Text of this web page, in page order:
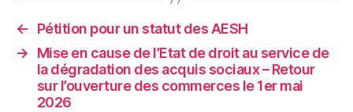
←
Pétition pour un statut des AESH
→
Mise en cause de l’Etat de droit au service de
la dégradation des acquis sociaux – Retour
sur l’ouverture des commerces le 1er mai
2026